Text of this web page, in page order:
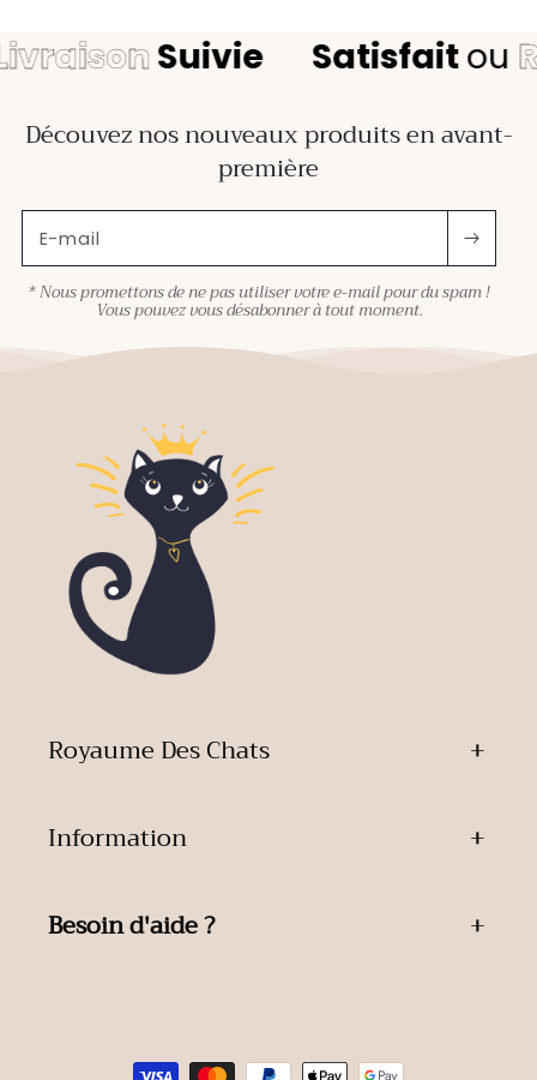
Suivie Satisfaitou
Découvez nos nouveaux produits en avant-
première
E-mail
* Nous promettons de ne pas utiliser votre e-mail pour du spam !
Vous pouvez vous désabonner à tout moment.
Royaume Des Chats
Information
Besoin d'aide ?
de